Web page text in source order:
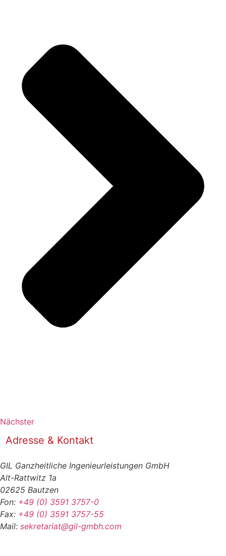
Nächster
Adresse & Kontakt
GIL Ganzheitliche Ingenieurleistungen GmbH
Alt-Rattwitz 1a
02625 Bautzen
Fon: +49 (0) 3591 3757-0
Fax: +49 (0) 3591 3757-55
Mail: sekretariat@gil-gmbh.com